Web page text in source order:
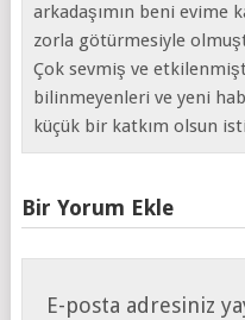
arkadaşımın beni evime
zorla götürmesiyle
Çok sevmiş ve
bilinmeyenleri ve yeni
küçük bir katkım olsun
Bir Yorum Ekle
E-posta adresiniz